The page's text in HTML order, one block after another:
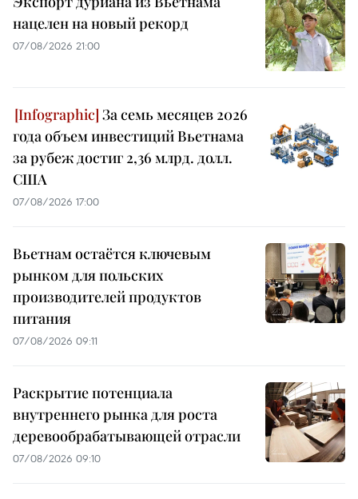
нацелен на новый рекорд
07/08/2026 21:00
За семь месяцев 2026
года объем инвестиций Вьетнама
за рубеж достиг 2,36 млрд. долл.
США
07/08/2026 17:00
Вьетнам остаётся ключевым
рынком для польских
производителей продуктов
питания
07/08/2026 09:11
Раскрытие потенциала
внутреннего рынка для роста
деревообрабатывающей отрасли
07/08/2026 09:10